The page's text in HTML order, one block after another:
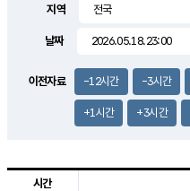
3.5m/s
지역
날짜
이전자료 -12시간 -3시간
+1시간 +3시간
시간